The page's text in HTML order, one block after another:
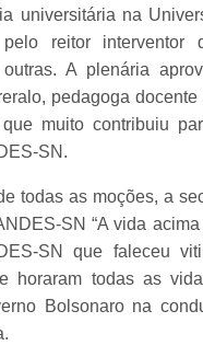
universitária na
reitor
outras. A plenária
pedagoga
muito contribuiu
SN.
todas as moções, a
SN “A vida
SN que faleceu
horaram todas as
Bolsonaro na